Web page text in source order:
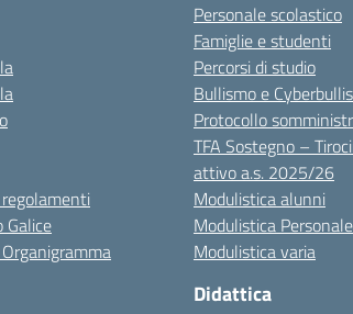
Galice
Personale scolastico
Famiglie e studenti
Percorsi di studio
Bullismo e
Protocollo
TFA Sostegno –
attivo a.s. 2025/26
Modulistica alunni
Modulistica Personale
Modulistica varia
Didattica